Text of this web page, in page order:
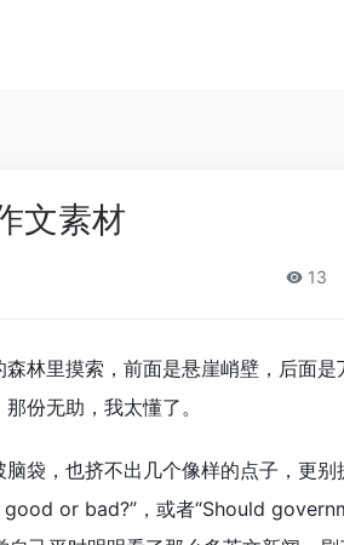
文素材
13
林里摸索，前面是悬崖峭壁，后面是
份无助，我太懂了。
袋，也挤不出几个像样的点子，更别
or bad?”，或者“Should